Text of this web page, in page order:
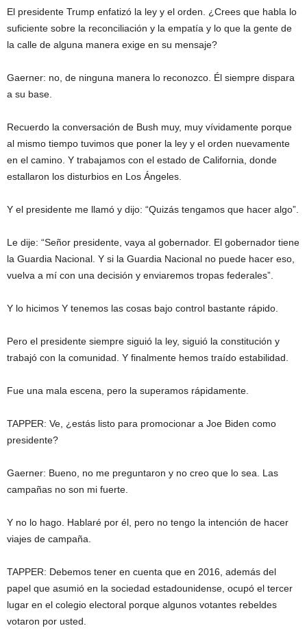
El presidente Trump enfatizó la ley y el orden. ¿Crees que habla lo
suficiente sobre la reconciliación y la empatía y lo que la gente de
la calle de alguna manera exige en su mensaje?
Gaerner: no, de ninguna manera lo reconozco. Él siempre dispara
a su base.
Recuerdo la conversación de Bush muy, muy vívidamente porque
al mismo tiempo tuvimos que poner la ley y el orden nuevamente
en el camino. Y trabajamos con el estado de California, donde
estallaron los disturbios en Los Ángeles.
Y el presidente me llamó y dijo: “Quizás tengamos que hacer algo”.
Le dije: “Señor presidente, vaya al gobernador. El gobernador tiene
la Guardia Nacional. Y si la Guardia Nacional no puede hacer eso,
vuelva a mí con una decisión y enviaremos tropas federales”.
Y lo hicimos Y tenemos las cosas bajo control bastante rápido.
Pero el presidente siempre siguió la ley, siguió la constitución y
trabajó con la comunidad. Y finalmente hemos traído estabilidad.
Fue una mala escena, pero la superamos rápidamente.
TAPPER: Ve, ¿estás listo para promocionar a Joe Biden como
presidente?
Gaerner: Bueno, no me preguntaron y no creo que lo sea. Las
campañas no son mi fuerte.
Y no lo hago. Hablaré por él, pero no tengo la intención de hacer
viajes de campaña.
TAPPER: Debemos tener en cuenta que en 2016, además del
papel que asumió en la sociedad estadounidense, ocupó el tercer
lugar en el colegio electoral porque algunos votantes rebeldes
votaron por usted.